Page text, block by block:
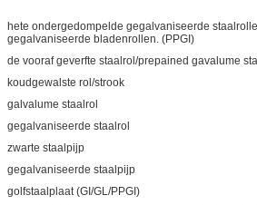
hete ondergedompelde gegalvaniseerde
gegalvaniseerde bladenrollen. (PPGI)
de vooraf geverfte staalrol/prepained gavalume
koudgewalste rol/strook
galvalume staalrol
gegalvaniseerde staalrol
zwarte staalpijp
gegalvaniseerde staalpijp
golfstaalplaat (GI/GL/PPGI)